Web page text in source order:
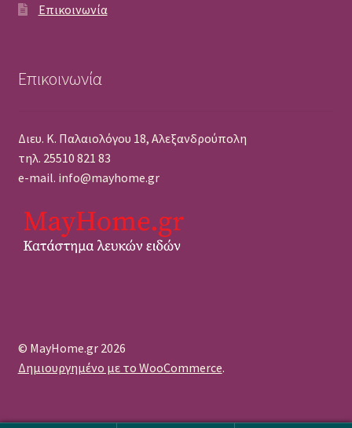
Επικοινωνία
Επικοινωνία
Διευ. Κ. Παλαιολόγου 18, Αλεξανδρούπολη
τηλ. 25510 821 83
e-mail. info@mayhome.gr
© MayHome.gr 2026
Δημιουργημένο με το WooCommerce.